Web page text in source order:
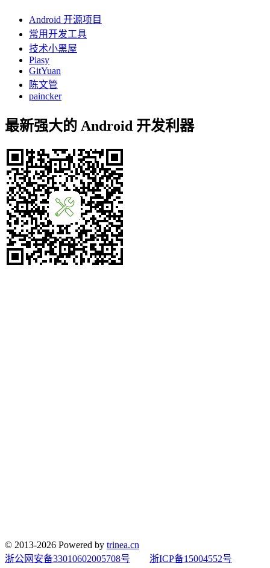
Android 开源项目
常用开发工具
技术小黑屋
Piasy
GitYuan
陈文管
paincker
最新强大的 Android 开发利器
© 2013-2026 Powered by trinea.cn
浙公网安备33010602005708号
浙ICP备15004552号